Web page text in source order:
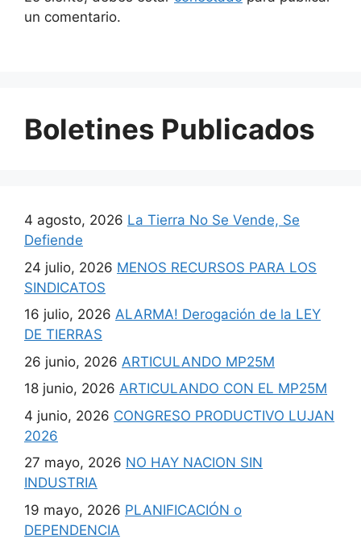
un comentario.
Boletines Publicados
4 agosto, 2026 La Tierra No Se Vende, Se
Defiende
24 julio, 2026 MENOS RECURSOS PARA LOS
SINDICATOS
16 julio, 2026 ALARMA! Derogación de la LEY
DE TIERRAS
26 junio, 2026 ARTICULANDO MP25M
18 junio, 2026 ARTICULANDO CON EL MP25M
4 junio, 2026 CONGRESO PRODUCTIVO LUJAN
2026
27 mayo, 2026 NO HAY NACION SIN
INDUSTRIA
19 mayo, 2026 PLANIFICACIÓN o
DEPENDENCIA